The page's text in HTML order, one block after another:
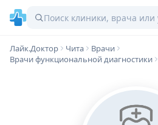
Лайк.Доктор Чита
Врачи
Врачи функциональной диагностики